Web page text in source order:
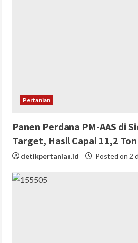
Pertanian
Panen Perdana PM-AAS di
Target, Hasil Capai 11,2
detikpertanian.id Posted on 2